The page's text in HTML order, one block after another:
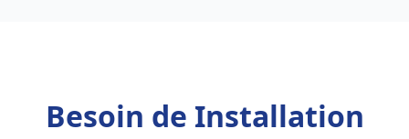
Besoin de Installation